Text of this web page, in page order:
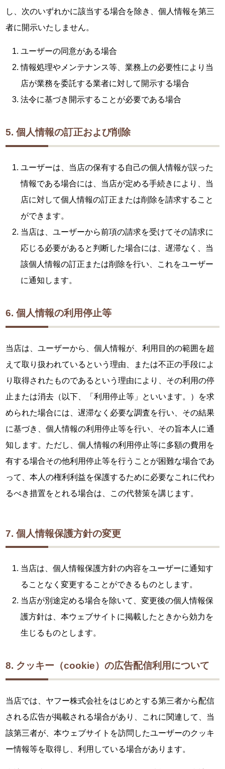
し、次のいずれかに該当する場合を除き、個人情報を第三
者に開示いたしません。
ユーザーの同意がある場合
情報処理やメンテナンス等、業務上の必要性により当
店が業務を委託する業者に対して開示する場合
法令に基づき開示することが必要である場合
5. 個人情報の訂正および削除
ユーザーは、当店の保有する自己の個人情報が誤った
情報である場合には、当店が定める手続きにより、当
店に対して個人情報の訂正または削除を請求すること
ができます。
当店は、ユーザーから前項の請求を受けてその請求に
応じる必要があると判断した場合には、遅滞なく、当
該個人情報の訂正または削除を行い、これをユーザー
に通知します。
6. 個人情報の利用停止等
当店は、ユーザーから、個人情報が、利用目的の範囲を超
えて取り扱われているという理由、または不正の手段によ
り取得されたものであるという理由により、その利用の停
止または消去（以下、「利用停止等」といいます。）を求
められた場合には、遅滞なく必要な調査を行い、その結果
に基づき、個人情報の利用停止等を行い、その旨本人に通
知します。ただし、個人情報の利用停止等に多額の費用を
有する場合その他利用停止等を行うことが困難な場合であ
って、本人の権利利益を保護するために必要なこれに代わ
るべき措置をとれる場合は、この代替策を講じます。
7. 個人情報保護方針の変更
当店は、個人情報保護方針の内容をユーザーに通知す
ることなく変更することができるものとします。
当店が別途定める場合を除いて、変更後の個人情報保
護方針は、本ウェブサイトに掲載したときから効力を
生じるものとします。
8. クッキー（cookie）の広告配信利用について
当店では、ヤフー株式会社をはじめとする第三者から配信
される広告が掲載される場合があり、これに関連して、当
該第三者が、本ウェブサイトを訪問したユーザーのクッキ
ー情報等を取得し、利用している場合があります。